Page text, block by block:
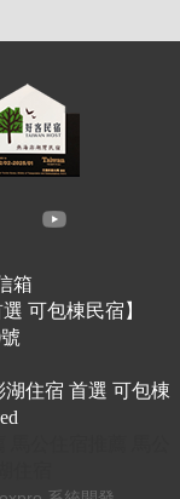
箱
可包棟民宿】
住宿 首選 可包棟